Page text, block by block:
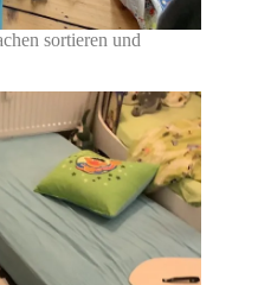
sortieren und